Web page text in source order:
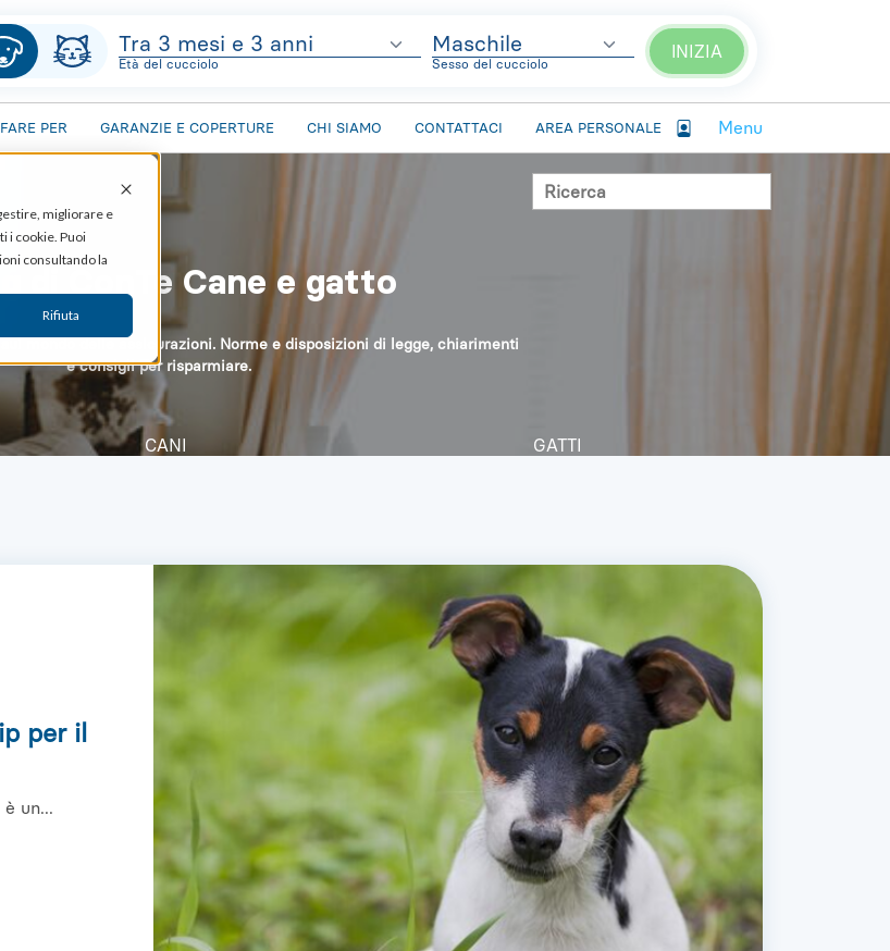
migliorare e
i cookie. Puoi
consultando la
Rifiuta
Età del cucciolo Sesso del cucciolo
PER GARANZIE E COPERTURE CHI SIAMO CONTATTACI AREA PERSONALE Menu
di ConTe Cane e gatto
mondo delle assicurazioni. Norme e disposizioni di legge, chiarimenti
e consigli per risparmiare.
CANI GATTI
per il
un...